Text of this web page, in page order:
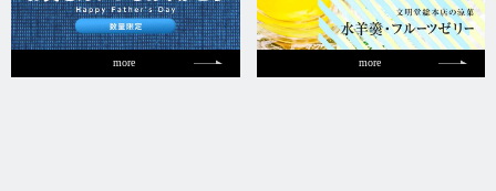
more more